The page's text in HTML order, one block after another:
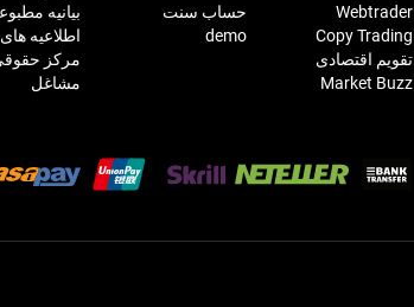
Webtrader
Copy Trading
تقویم اقتصادی
Market Buzz
حساب سنت
demo
بیانیه
اطلاعیه
مرکز
مشاغل